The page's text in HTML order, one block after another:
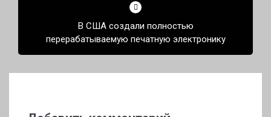
В США создали полностью
перерабатываемую печатную электронику